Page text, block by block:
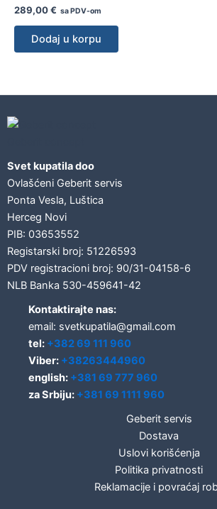
289,00€ sa PDV-om
Dodaj u korpu
Svet kupatila doo
Ovlašćeni Geberit servis
Ponta Vesla, Luštica
Herceg Novi
PIB: 03653552
Registarski broj: 51226593
PDV registracioni broj: 90/31-04158-6
NLB Banka 530-459641-42
Kontaktirajte nas:
email: svetkupatila@gmail.com
tel: +382 69 111 960
Viber: +38263444960
english: +381 69 777 960
za Srbiju: +381 69 1111 960
Geberit servis
Dostava
Uslovi korišćenja
Politika privatnosti
Reklamacije i povraćaj